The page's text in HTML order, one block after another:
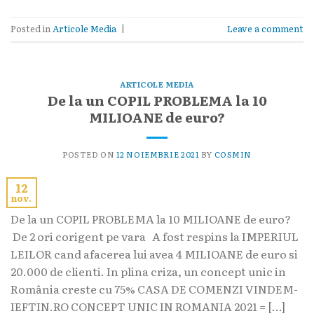
Posted inArticole Media | Leave a comment
ARTICOLE MEDIA
De la un COPIL PROBLEMA la 10
MILIOANE de euro?
POSTED ON 12 NOIEMBRIE 2021 BY COSMIN
12
nov.
De la un COPIL PROBLEMA la 10 MILIOANE de euro?
De 2 ori corigent pe vara A fost respins la IMPERIUL
LEILOR cand afacerea lui avea 4 MILIOANE de euro si
20.000 de clienti. In plina criza, un concept unic in
România creste cu 75% CASA DE COMENZI VINDEM-
IEFTIN.RO CONCEPT UNIC IN ROMANIA 2021 = […]